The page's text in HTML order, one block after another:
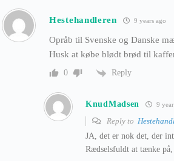
Hestehandleren 9 years ago
Opråb til Svenske og Danske
Husk at købe blødt brød til
0 Reply
KnudMadsen 9
Reply to
JA, det er nok det, der
Rædselsfuldt at tænke